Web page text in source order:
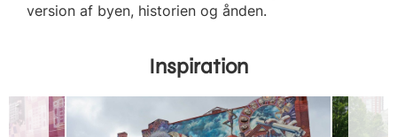
version af byen, historien og ånden.
Inspiration